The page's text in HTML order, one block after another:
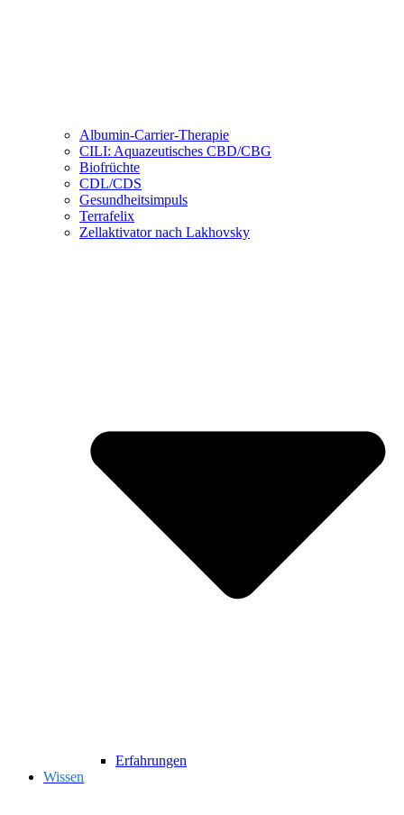
Albumin-Carrier-Therapie
CILI: Aquazeutisches CBD/CBG
Biofrüchte
CDL/CDS
Gesundheitsimpuls
Terrafelix
Zellaktivator nach Lakhovsky
Erfahrungen
Wissen